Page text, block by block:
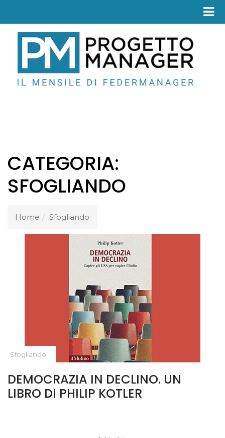
CATEGORIA:
SFOGLIANDO
Home Sfogliando
Sfogliando
DEMOCRAZIA IN DECLINO. UN
LIBRO DI PHILIP KOTLER